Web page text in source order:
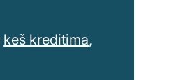
keš kreditima,